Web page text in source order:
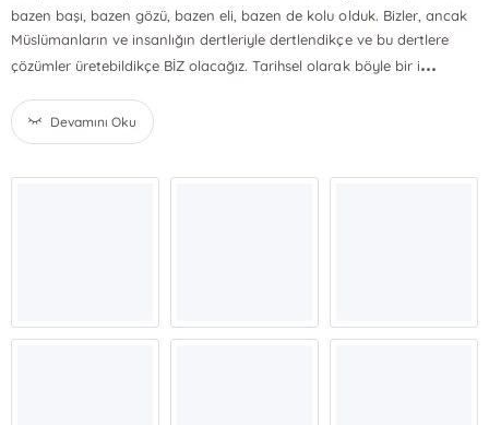
bazen başı, bazen gözü, bazen eli, bazen de kolu olduk. Bizler, ancak
Müslümanların ve insanlığın dertleriyle dertlendikçe ve bu dertlere
çözümler üretebildikçe BİZ olacağız. Tarihsel olarak böyle bir i...
Devamını Oku